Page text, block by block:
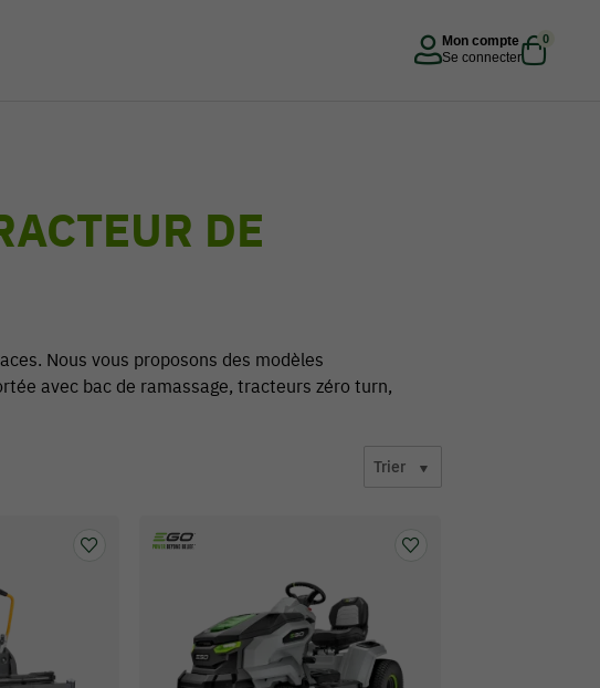
Mon compte
Se connecter
0
DE
Nous vous proposons des modèles
avec bac de ramassage, tracteurs zéro turn,
Trier